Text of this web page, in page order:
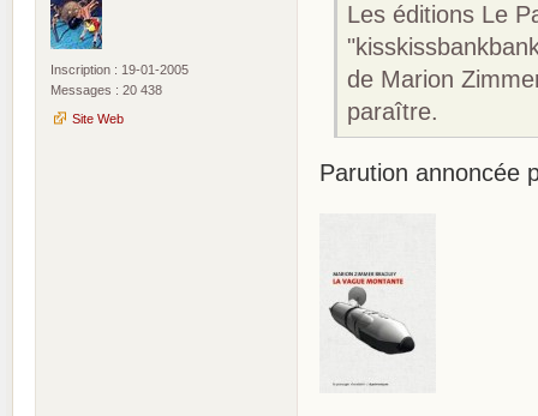
Inscription : 19-01-2005
Messages : 20 438
Site Web
Les éditions Le
de Marion
paraître.
Parution annoncée